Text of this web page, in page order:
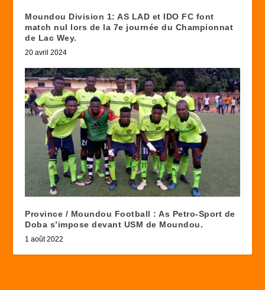
Moundou Division 1: AS LAD et IDO FC font
match nul lors de la 7e journée du Championnat
de Lac Wey.
20 avril 2024
Province / Moundou Football : As Petro-Sport de
Doba s’impose devant USM de Moundou.
1 août 2022